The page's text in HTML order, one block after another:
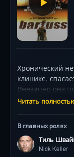
Хронический
клинике,
Внезапно она
вынужденное
поворотов, где
наивностью, а
любовь.
Читать
В главных ролях
Тиль
Nick Keller